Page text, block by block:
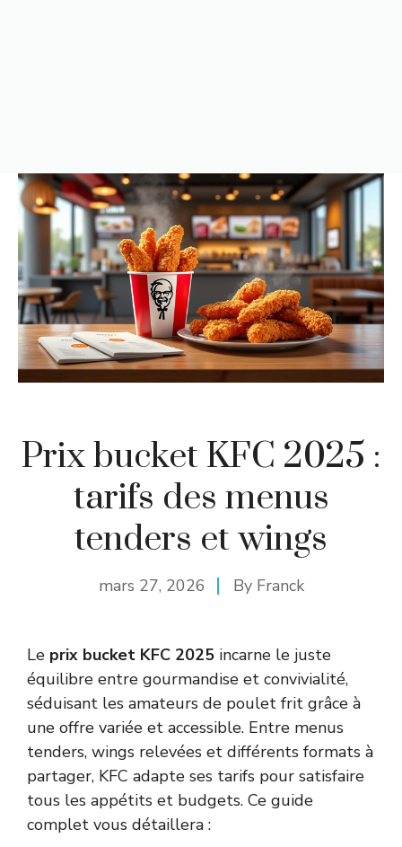
Prix bucket KFC 2025 :
tarifs des menus
tenders et wings
mars 27, 2026 By Franck
Le prix bucket KFC 2025 incarne le juste
équilibre entre gourmandise et convivialité,
séduisant les amateurs de poulet frit grâce à
une offre variée et accessible. Entre menus
tenders, wings relevées et différents formats à
partager, KFC adapte ses tarifs pour satisfaire
tous les appétits et budgets. Ce guide
complet vous détaillera :